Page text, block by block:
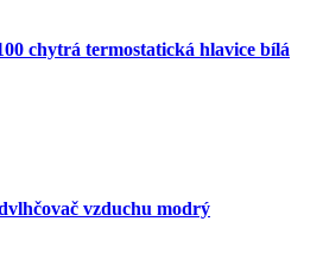
chytrá termostatická hlavice bílá
vzduchu modrý